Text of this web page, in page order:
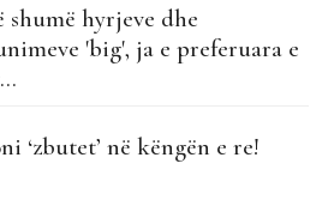
shumë hyrjeve dhe
'big', ja e preferuara e
‘zbutet’ në këngën e re!